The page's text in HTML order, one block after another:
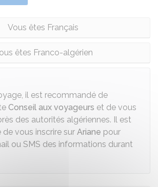
Vous êtes Français
êtes Franco-algérien
il est recommandé de
Conseil aux voyageurs et de vous
des autorités algériennes. Il est
de vous inscrire sur Ariane pour
ou SMS des informations durant